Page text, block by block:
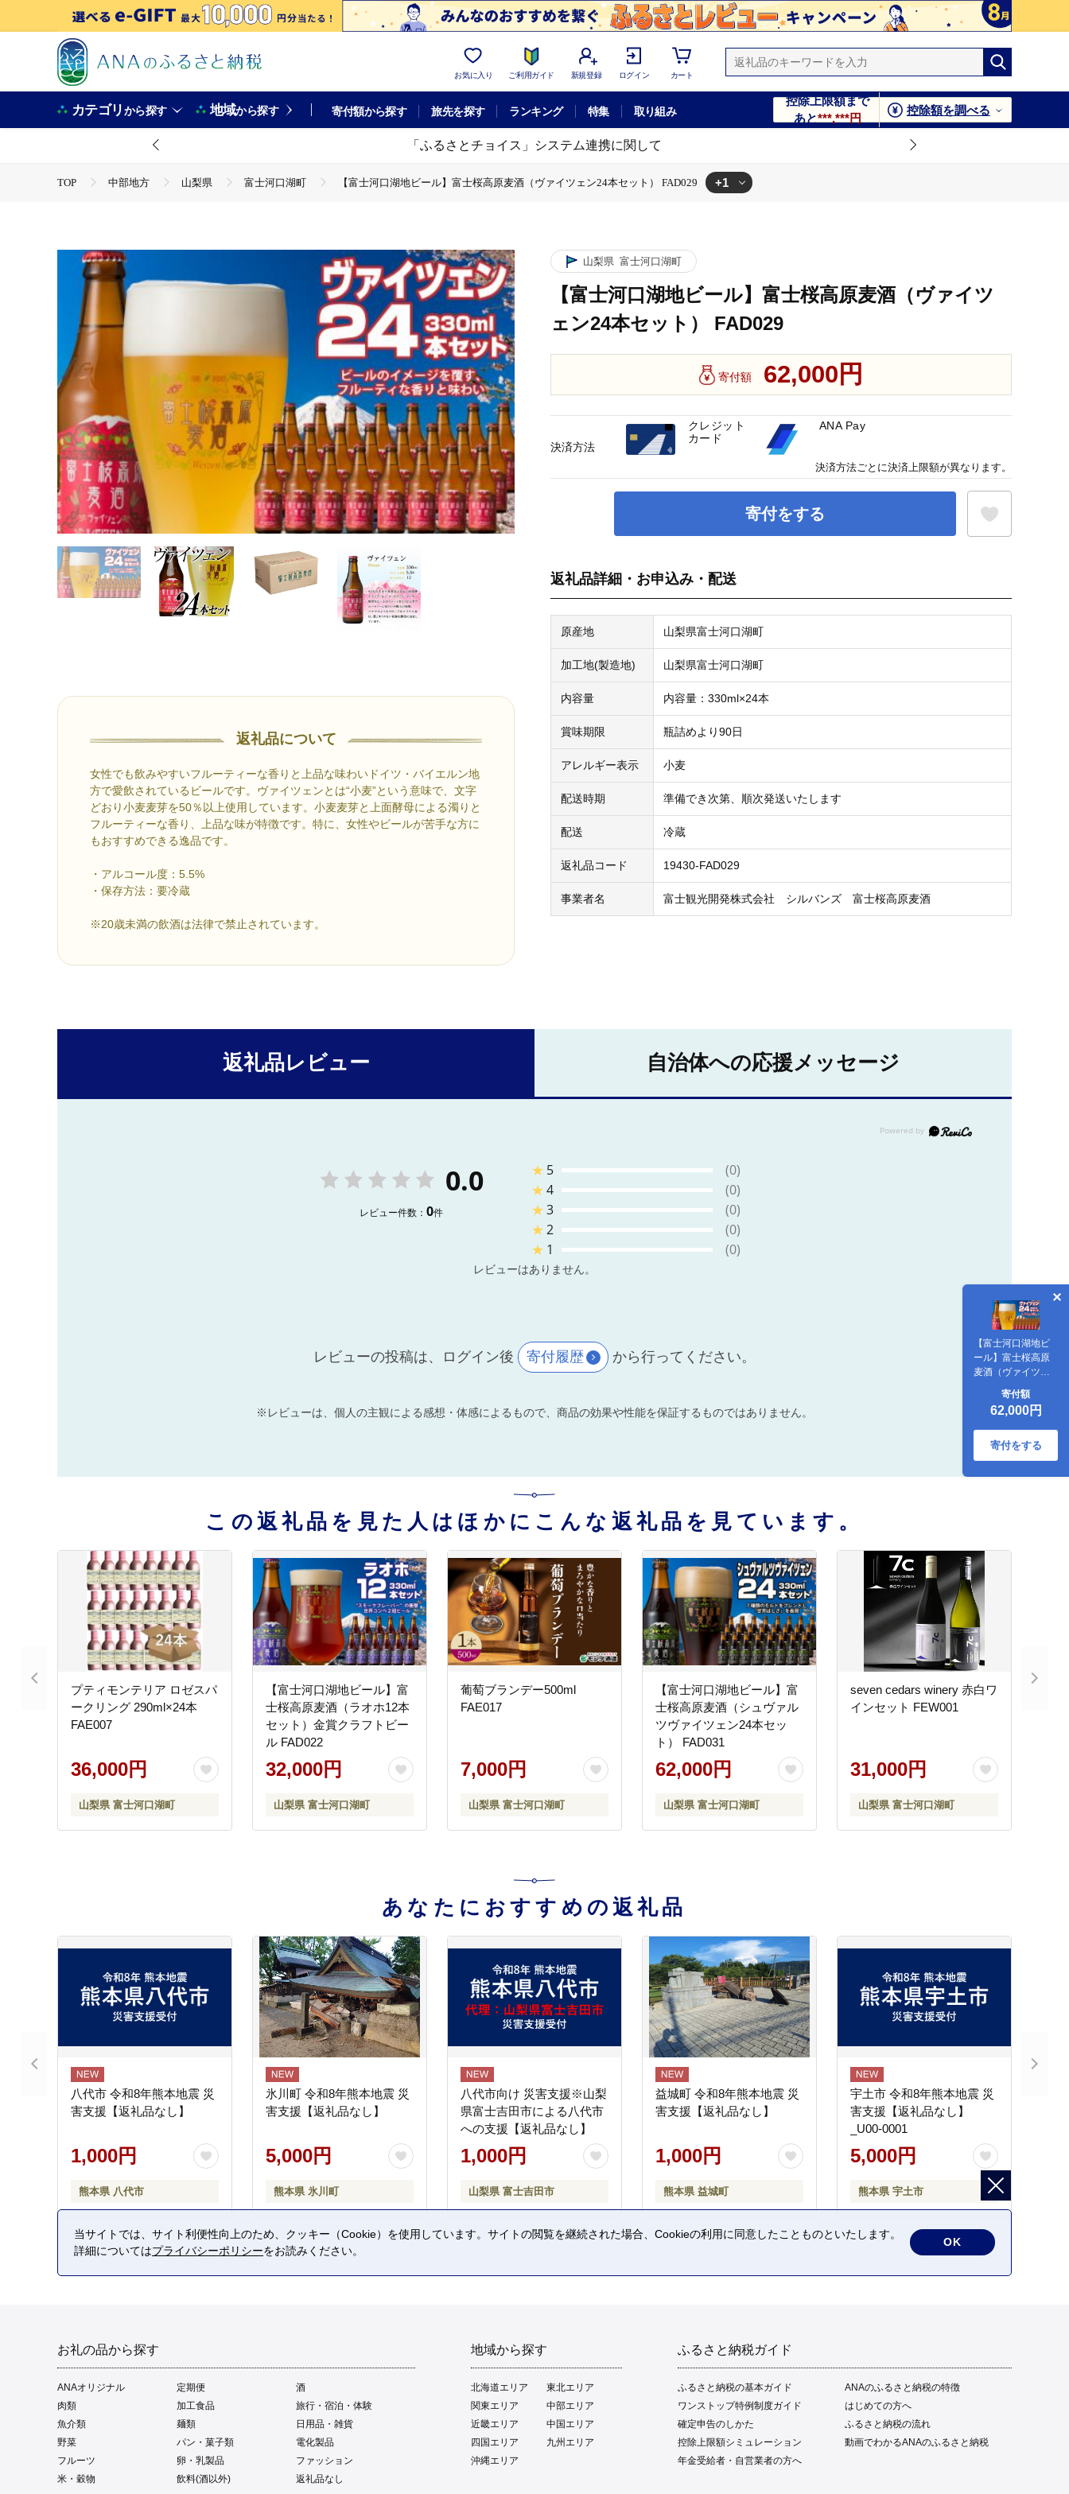
お気に入り ご利用ガイド 新規登録 ログイン カート
カテゴリから探す 地域から探す 寄付額から探す 旅先を探す ランキング 特集 取り組み
控除上限額まで
あと***,***円
控除額を調べる
「ふるさとチョイス」システム連携に関して
TOP 中部地方 山梨県 富士河口湖町 【富士河口湖地ビール】富士桜高原麦酒（ヴァイツェン24本セット） FAD029 +1
返礼品について
女性でも飲みやすいフルーティーな香りと上品な味わいドイツ・バイエルン地
方で愛飲されているビールです。ヴァイツェンとは“小麦”という意味で、文字
どおり小麦麦芽を50％以上使用しています。小麦麦芽と上面酵母による濁りと
フルーティーな香り、上品な味が特徴です。特に、女性やビールが苦手な方に
もおすすめできる逸品です。
・アルコール度：5.5%
・保存方法：要冷蔵
※20歳未満の飲酒は法律で禁止されています。
山梨県 富士河口湖町
【富士河口湖地ビール】富士桜高原麦酒（ヴァイツ
ェン24本セット） FAD029
寄付額 62,000円
寄付をする
【富士河口湖地ビ
ール】富士桜高原
麦酒（ヴァイツェ
ン24本セット）
FAD029
寄付額
62,000円
寄付をする
返礼品詳細・お申込み・配送
原産地 山梨県富士河口湖町
加工地(製造地) 山梨県富士河口湖町
内容量 内容量：330ml×24本
賞味期限 瓶詰めより90日
アレルギー表示 小麦
配送時期 準備でき次第、順次発送いたします
配送 冷蔵
返礼品コード 19430-FAD029
事業者名 富士観光開発株式会社 シルバンズ 富士桜高原麦酒
決済方法
クレジット
カード
ANA Pay
決済方法ごとに決済上限額が異なります。
返礼品レビュー 自治体への応援メッセージ
0.0
レビュー件数： 0件
★ 5
(0)
★4
(0)
★3
(0)
★2
(0)
★ 1 (0)
レビューはありません。
レビューの投稿は、ログイン後 寄付履歴 から行ってください。
※レビューは、個人の主観による感想・体感によるもので、商品の効果や性能を保証するものではありません。
この返礼品を見た人はほかにこんな返礼品を見ています。
プティモンテリア ロゼスパ
ークリング 290ml×24本
FAE007
36,000円
山梨県 富士河口湖町
【富士河口湖地ビール】富
士桜高原麦酒（ラオホ12本
セット）金賞クラフトビー
ル FAD022
32,000円
山梨県 富士河口湖町
葡萄ブランデー500ml
FAE017
7,000円
山梨県 富士河口湖町
【富士河口湖地ビール】富
士桜高原麦酒（シュヴァル
ツヴァイツェン24本セッ
ト） FAD031
62,000円
山梨県 富士河口湖町
seven cedars winery 赤白ワ
インセット FEW001
31,000円
山梨県 富士河口湖町
あなたにおすすめの返礼品
八代市 令和8年熊本地震 災
害支援【返礼品なし】
1,000円
熊本県 八代市
氷川町 令和8年熊本地震 災
害支援【返礼品なし】
5,000円
熊本県 氷川町
八代市向け 災害支援※山梨
県富士吉田市による八代市
への支援【返礼品なし】
1,000円
山梨県 富士吉田市
益城町 令和8年熊本地震 災
害支援【返礼品なし】
1,000円
熊本県 益城町
宇土市 令和8年熊本地震 災
害支援【返礼品なし】
_U00-0001
5,000円
熊本県 宇土市
お礼の品から探す
ANAオリジナル 定期便
酒
肉類
加工食品
旅行・宿泊・体験
魚介類
麺類
日用品・雑貨
野菜
パン・菓子類
電化製品
フルーツ
卵・乳製品
ファッション
米・穀物
飲料(酒以外) 返礼品なし
地域から探す
北海道エリア
東北エリア
関東エリア
中部エリア
近畿エリア
中国エリア
四国エリア
九州エリア
沖縄エリア
ふるさと納税ガイド
ふるさと納税の基本ガイド
ANAのふるさと納税の特徴
ワンストップ特例制度ガイド
はじめての方へ
確定申告のしかた
ふるさと納税の流れ
控除上限額シミュレーション
動画でわかるANAのふるさと納税
年金受給者・自営業者の方へ
当サイトでは、サイト利便性向上のため、クッキー（Cookie）を使用しています。サイトの閲覧を継続された場合、Cookieの利用に同意したことものといたします。
詳細についてはプライバシーポリシーをお読みください。
OK